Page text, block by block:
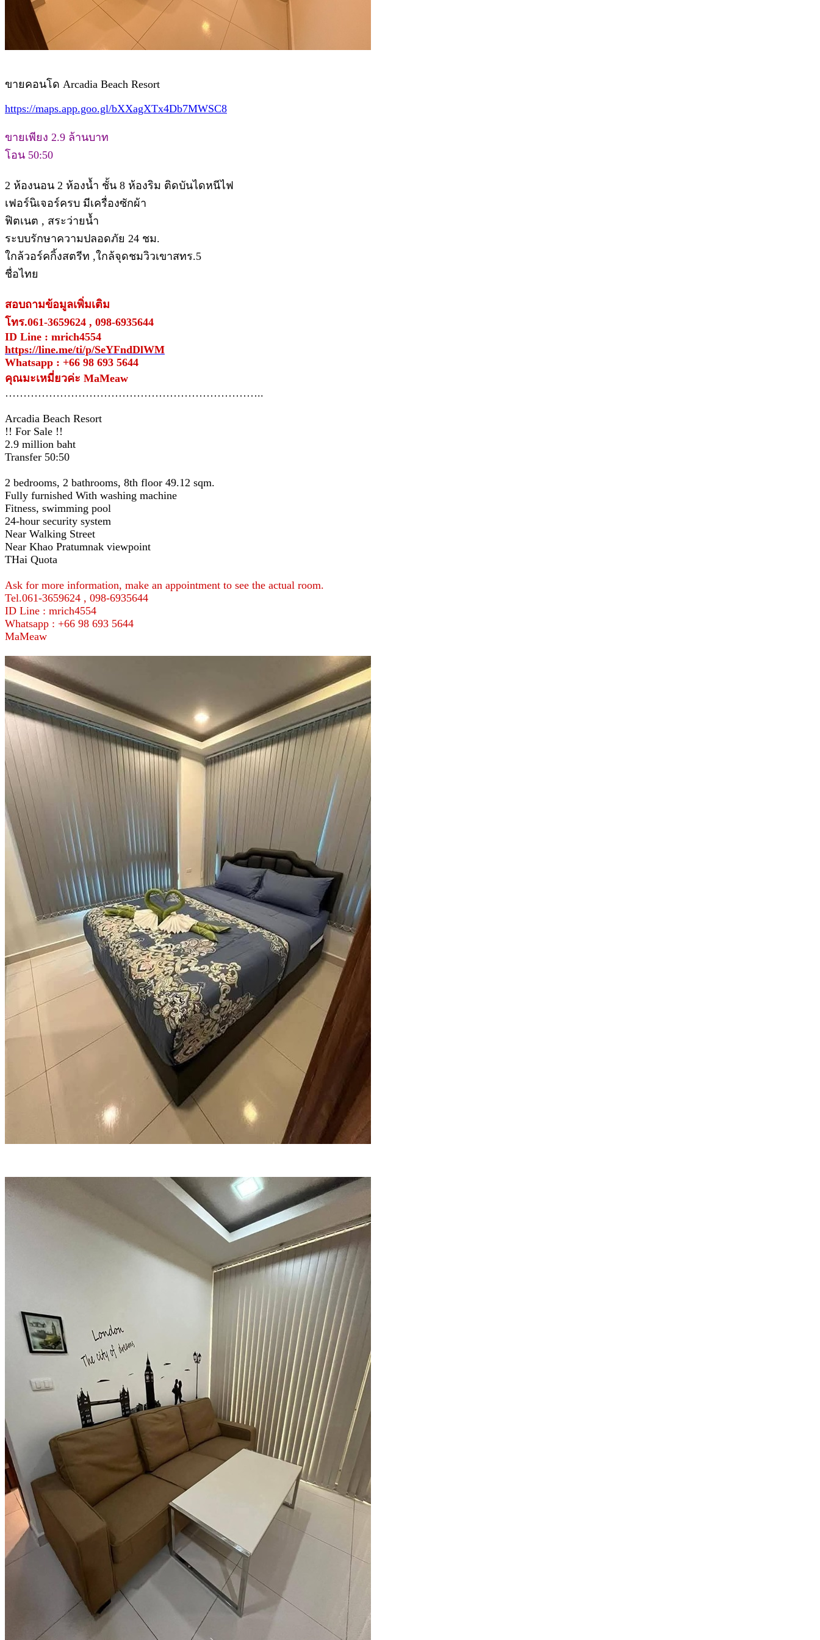
ขายคอนโด Arcadia Beach Resort
https://maps.app.goo.gl/bXXagXTx4Db7MWSC8
ขายเพียง 2.9 ล้านบาท
โอน 50:50
2 ห้องนอน 2 ห้องน้ำ ชั้น 8 ห้องริม ติดบันไดหนีไฟ
เฟอร์นิเจอร์ครบ มีเครื่องซักผ้า
ฟิตเนต , สระว่ายน้ำ
ระบบรักษาความปลอดภัย 24 ชม.
ใกล้วอร์คกิ้งสตรีท ,ใกล้จุดชมวิวเขาสทร.5
ชื่อไทย
สอบถามข้อมูลเพิ่มเติม
โทร.061-3659624 , 098-6935644
ID Line : mrich4554
https://line.me/ti/p/SeYFndDlWM
Whatsapp : +66 98 693 5644
คุณมะเหมี่ยวค่ะ MaMeaw
……………………………………………………………..
Arcadia Beach Resort
!! For Sale !!
2.9 million baht
Transfer 50:50
2 bedrooms, 2 bathrooms, 8th floor 49.12 sqm.
Fully furnished With washing machine
Fitness, swimming pool
24-hour security system
Near Walking Street
Near Khao Pratumnak viewpoint
THai Quota
Ask for more information, make an appointment to see the actual room.
Tel.061-3659624 , 098-6935644
ID Line : mrich4554
Whatsapp : +66 98 693 5644
MaMeaw